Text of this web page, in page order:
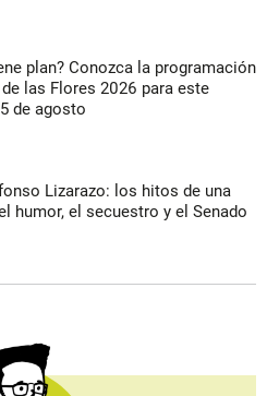
plan? Conozca la programación
las Flores 2026 para este
de agosto
Lizarazo: los hitos de una
humor, el secuestro y el Senado